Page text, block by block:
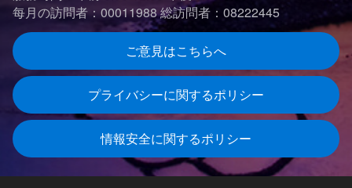
每月の訪問者：00011988総訪問者：08222445
ご意見はこちらへ
プライバシーに関するポリシー
情報安全に関するポリシー